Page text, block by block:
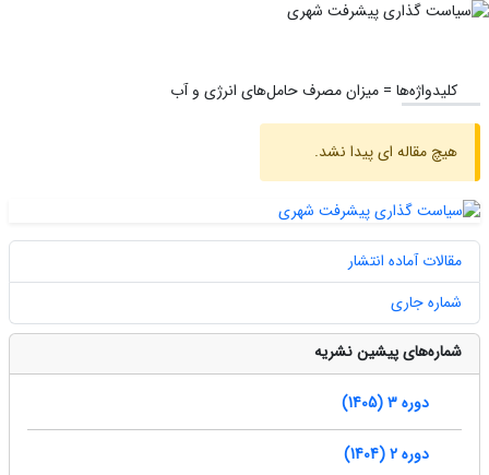
کلیدواژه‌ها =میزان مصرف حامل‌های انرژی و آب
هیچ مقاله ای پیدا نشد.
مقالات آماده انتشار
شماره جاری
شماره‌های پیشین نشریه
دوره 3 (1405)
دوره 2 (1404)